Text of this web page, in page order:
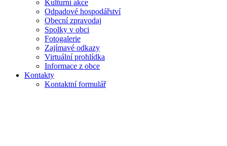
Kulturní akce
Odpadové hospodářství
Obecní zpravodaj
Spolky v obci
Fotogalerie
Zajímavé odkazy
Virtuální prohlídka
Informace z obce
Kontakty
Kontaktní formulář